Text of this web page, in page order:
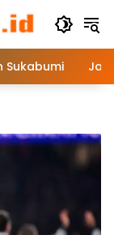
Sukabumi